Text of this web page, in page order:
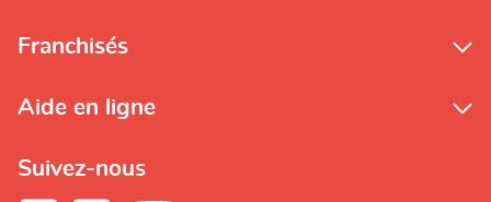
Franchisés
Aide en ligne
Suivez-nous